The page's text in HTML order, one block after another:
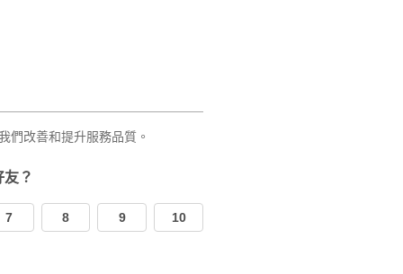
們改善和提升服務品質。
？
7 8 9 10